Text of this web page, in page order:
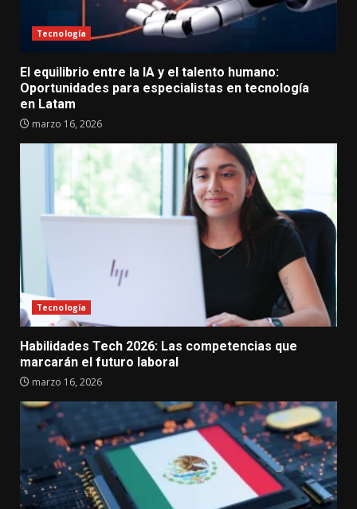
Tecnología
El equilibrio entre la IA y el talento humano:
Oportunidades para especialistas en tecnología
en Latam
marzo 16, 2026
Tecnología
Habilidades Tech 2026: Las competencias que
marcarán el futuro laboral
marzo 16, 2026